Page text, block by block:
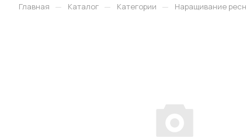
Главная — Каталог — Категории — Наращивание